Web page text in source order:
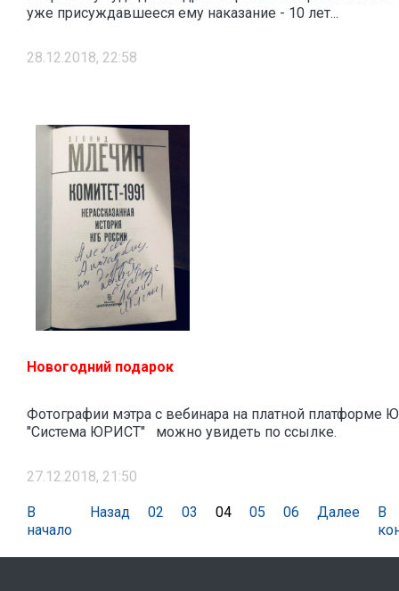
уже присуждавшееся ему наказание - 10 лет...
28.12.2018, 22:58
Новогодний подарок
Фотографии мэтра с вебинара на платной платформе
"Система ЮРИСТ" можно увидеть по ссылке.
27.12.2018, 21:50
В
начало
Назад 02 03 04 05 06 Далее
В